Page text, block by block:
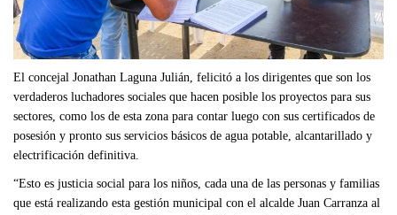
El concejal Jonathan Laguna Julián, felicitó a los dirigentes que son los
verdaderos luchadores sociales que hacen posible los proyectos para sus
sectores, como los de esta zona para contar luego con sus certificados de
posesión y pronto sus servicios básicos de agua potable, alcantarillado y
electrificación definitiva.
“Esto es justicia social para los niños, cada una de las personas y familias
que está realizando esta gestión municipal con el alcalde Juan Carranza al